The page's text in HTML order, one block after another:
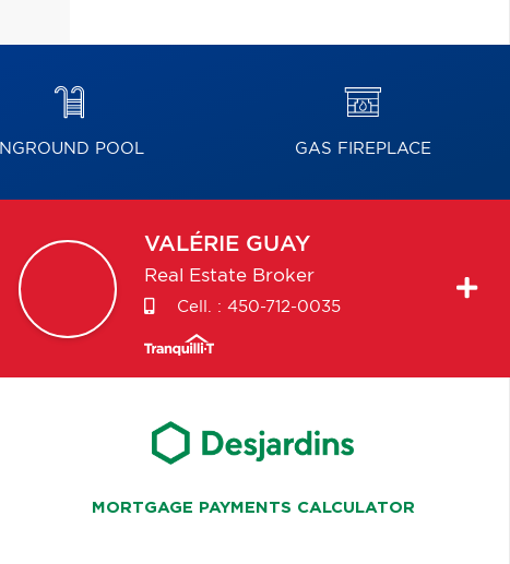
INGROUND POOL GAS FIREPLACE
VALÉRIE GUAY
Real Estate Broker
Cell. : 450-712-0035
MORTGAGE PAYMENTS CALCULATOR